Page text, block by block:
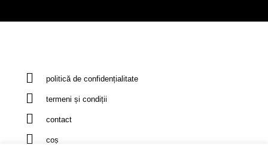
politică de confidențialitate
termeni și condiții
contact
coș